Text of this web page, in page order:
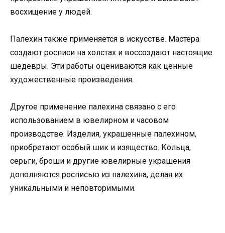
восхищение у людей.
Палехин также применяется в искусстве. Мастера
создают росписи на холстах и воссоздают настоящие
шедевры. Эти работы оцениваются как ценные
художественные произведения.
Другое применение палехина связано с его
использованием в ювелирном и часовом
производстве. Изделия, украшенные палехином,
приобретают особый шик и изящество. Кольца,
серьги, броши и другие ювелирные украшения
дополняются росписью из палехина, делая их
уникальными и неповторимыми.